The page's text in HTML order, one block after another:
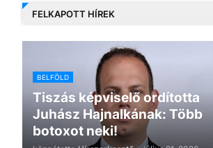
FELKAPOTT HÍREK
BELFÖLD
Tiszás képviselő ordította
Juhász Hajnalkának: Több
botoxot neki!